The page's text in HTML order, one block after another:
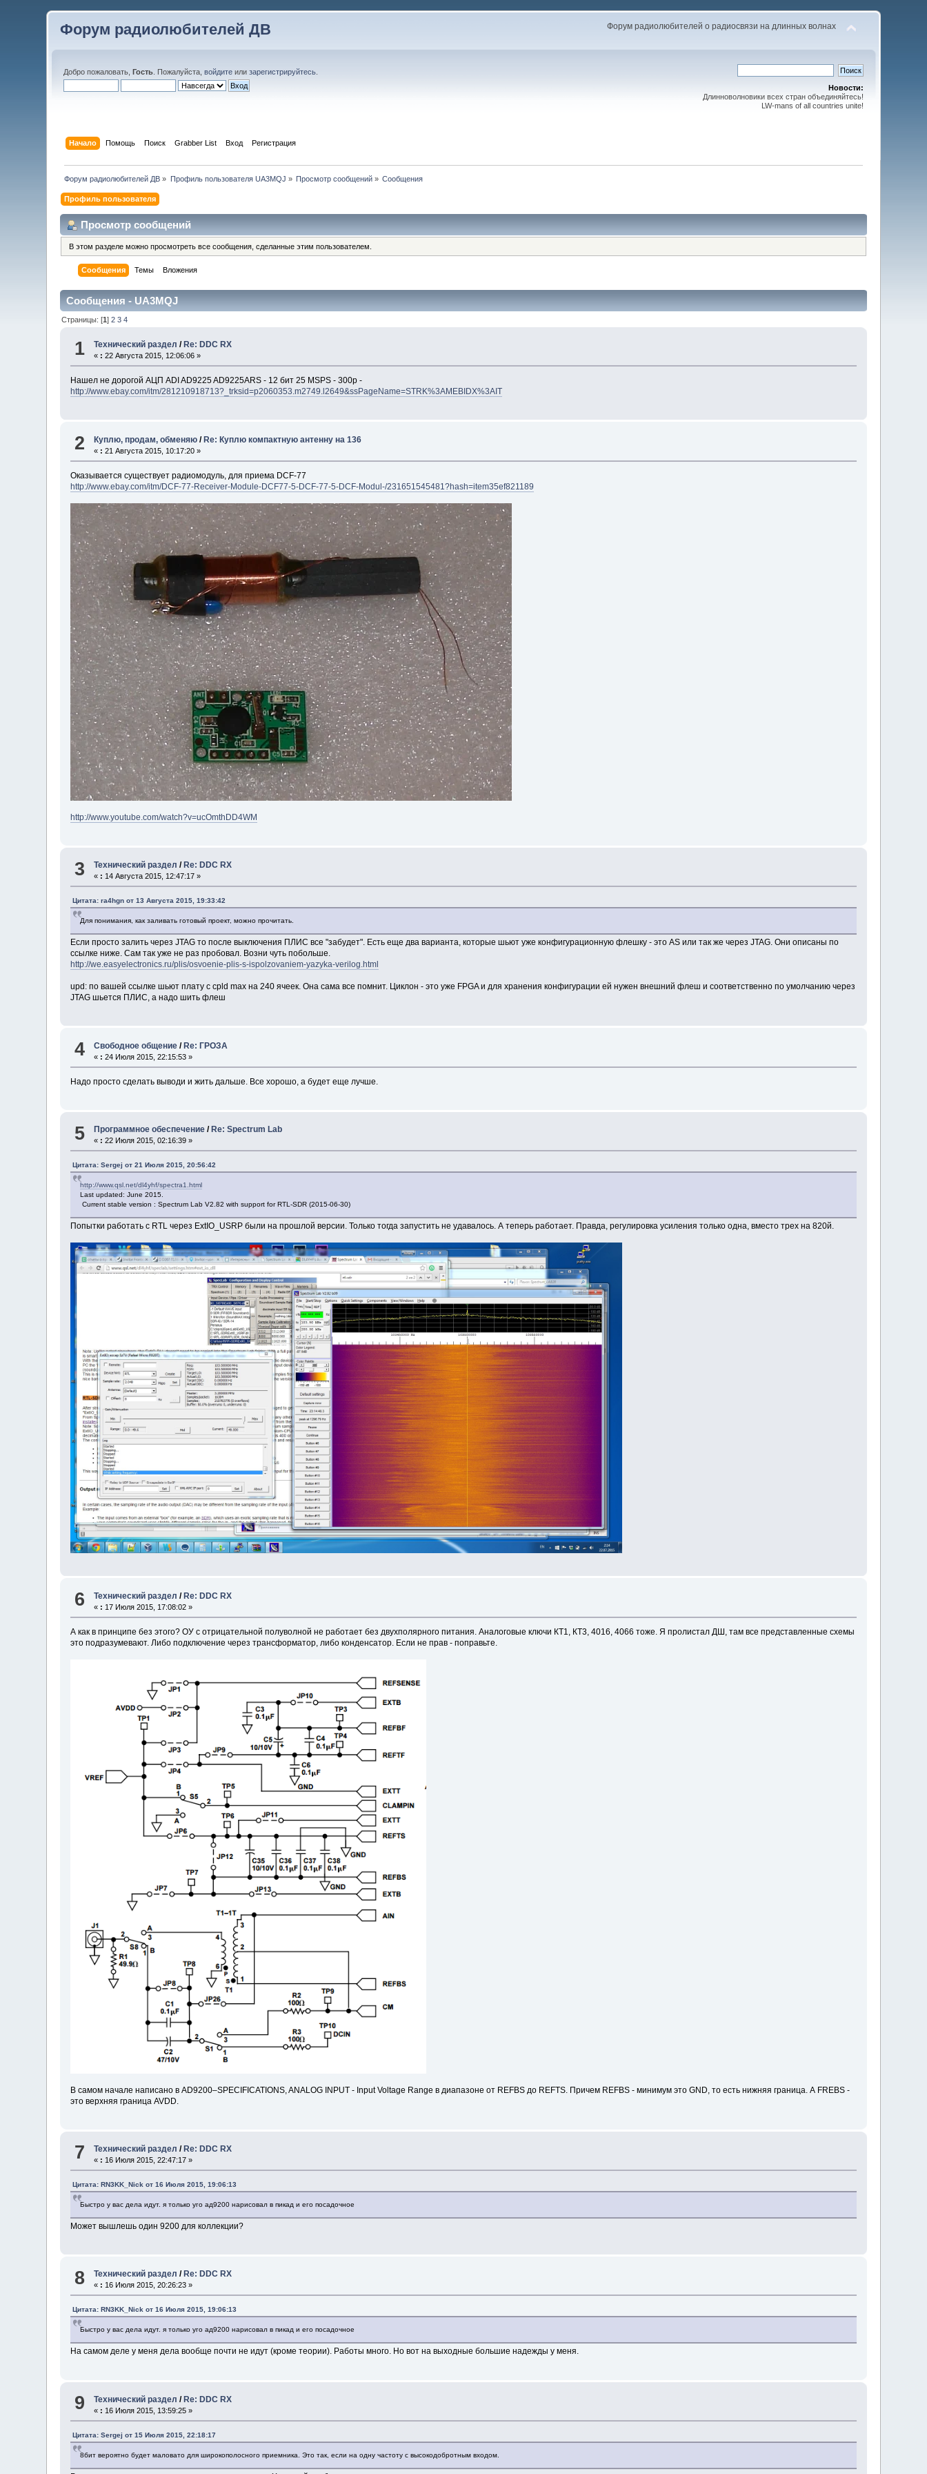
Форум радиолюбителей ДВ Форум радиолюбителей о радиосвязи на длинных волнах
Добро пожаловать,Гость . Пожалуйста,войдите илизарегистрируйтесь
Новости:
Длинноволновики всех стран объединяйтесь!
LW-mans of all countries unite!
Начало Помощь Поиск Grabber List Вход Регистрация
Форум радиолюбителей ДВ » Профиль пользователя UA3MQJ » Просмотр сообщений » Сообщения
Профиль пользователя
Просмотр сообщений
В этом разделе можно просмотреть все сообщения, сделанные этим пользователем.
Сообщения Темы Вложения
Сообщения - UA3MQJ
Страницы: [1]2 3 4
1 Технический раздел / Re: DDC RX
« : 22 Августа 2015, 12:06:06 »
Нашел не дорогой АЦП ADI AD9225 AD9225ARS - 12 бит 25 MSPS - 300р -
http://www.ebay.com/itm/281210918713?_trksid=p2060353.m2749.l2649&ssPageName=STRK%3AMEBIDX%3AIT
2 Куплю, продам, обменяю /Re: Куплю компактную антенну на 136
« : 21 Августа 2015, 10:17:20 »
Оказывается существует радиомодуль, для приема DCF-77
http://www.ebay.com/itm/DCF-77-Receiver-Module-DCF77-5-DCF-77-5-DCF-Modul-/231651545481?hash=item35ef821189
http://www.youtube.com/watch?v=ucOmthDD4WM
3 Технический раздел / Re: DDC RX
« : 14 Августа 2015, 12:47:17 »
Цитата: ra4hgn от 13 Августа 2015, 19:33:42
Для понимания, как заливать готовый проект, можно прочитать.
Если просто залить через JTAG то после выключения ПЛИС все "забудет". Есть еще два варианта, которые шьют уже конфигурационную флешку - это AS или так же через JTAG. Они описаны по
ссылке ниже. Сам так уже не раз пробовал. Возни чуть побольше.
http://we.easyelectronics.ru/plis/osvoenie-plis-s-ispolzovaniem-yazyka-verilog.html
upd: по вашей ссылке шьют плату с cpld max на 240 ячеек. Она сама все помнит. Циклон - это уже FPGA и для хранения конфигурации ей нужен внешний флеш и соответственно по умолчанию через
JTAG шьется ПЛИС, а надо шить флеш
4 Свободное общение /Re: ГРОЗА
« : 24 Июля 2015, 22:15:53 »
Надо просто сделать выводи и жить дальше. Все хорошо, а будет еще лучше.
5 Программное обеспечение / Re: Spectrum Lab
« : 22 Июля 2015, 02:16:39 »
Цитата: Sergej от 21 Июля 2015, 20:56:42
http://www.qsl.net/dl4yhf/spectra1.html
Last updated: June 2015.
Current stable version : Spectrum Lab V2.82 with support for RTL-SDR (2015-06-30)
Попытки работать с RTL через ExtIO_USRP были на прошлой версии. Только тогда запустить не удавалось. А теперь работает. Правда, регулировка усиления только одна, вместо трех на 820й.
6 Технический раздел /Re: DDC RX
« : 17 Июля 2015, 17:08:02 »
А как в принципе без этого? ОУ с отрицательной полуволной не работает без двухполярного питания. Аналоговые ключи КТ1, КТ3, 4016, 4066 тоже. Я пролистал ДШ, там все представленные схемы
это подразумевают. Либо подключение через трансформатор, либо конденсатор. Если не прав - поправьте.
В самом начале написано в AD9200–SPECIFICATIONS, ANALOG INPUT - Input Voltage Range в диапазоне от REFBS до REFTS. Причем REFBS - минимум это GND, то есть нижняя граница. А FREBS -
это верхняя граница AVDD.
7 Технический раздел / Re: DDC RX
« : 16 Июля 2015, 22:47:17 »
Цитата: RN3KK_Nick от 16 Июля 2015, 19:06:13
Быстро у вас дела идут. я только уго ад9200 нарисовал в пикад и его посадочное
Может вышлешь один 9200 для коллекции?
8 Технический раздел / Re: DDC RX
« : 16 Июля 2015, 20:26:23 »
Цитата: RN3KK_Nick от 16 Июля 2015, 19:06:13
Быстро у вас дела идут. я только уго ад9200 нарисовал в пикад и его посадочное
На самом деле у меня дела вообще почти не идут (кроме теории). Работы много. Но вот на выходные большие надежды у меня.
9 Технический раздел / Re: DDC RX
« : 16 Июля 2015, 13:59:25 »
Цитата: Sergej от 15 Июля 2015, 22:18:17
8бит вероятно будет маловато для широкополосного приемника. Это так, если на одну частоту с высокодобротным входом.